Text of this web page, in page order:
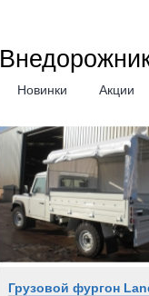
Новинки Акции
Грузовой фургон